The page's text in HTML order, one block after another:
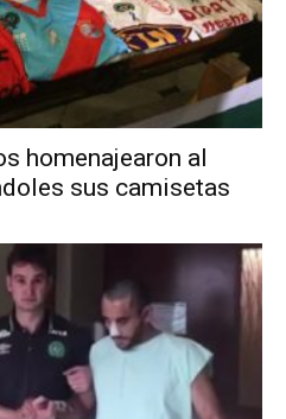
homenajearon al
sus camisetas